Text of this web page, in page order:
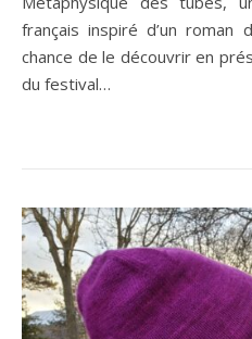
français inspiré d’un roman
chance de le découvrir en
du festival…